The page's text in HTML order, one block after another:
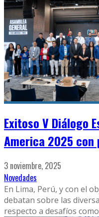
Exitoso V Diálogo
America 2025
3 noviembre, 2025
Novedades
En Lima, Perú, y con el
debatan sobre las
respecto a desafíos